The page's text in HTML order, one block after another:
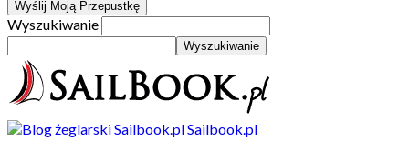
Wyszukiwanie
Sailbook.pl